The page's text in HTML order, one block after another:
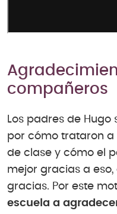
compañeros
Los padres de
por cómo trataron a
de clase y cómo el
mejor gracias a
gracias. Por este
escuela a